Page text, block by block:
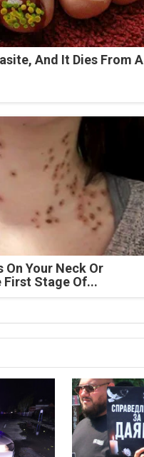
And It Dies From A
On Your Neck Or
First Stage Of...